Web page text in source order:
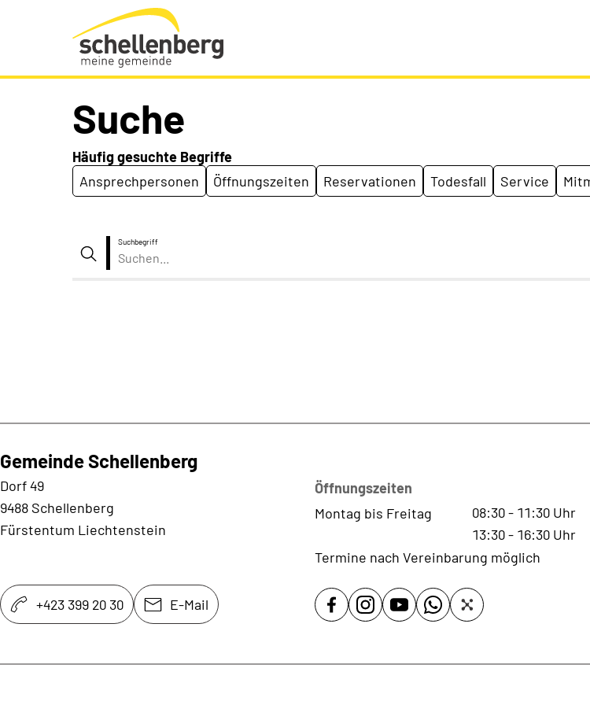
Gemeinde Schellenberg Startseite
Suche
Häufig gesuchte Begriffe
Ansprechpersonen
Öffnungszeiten Reservationen Todesfall Service
Suchbegriff
Gemeinde Schellenberg
Dorf 49
9488 Schellenberg
Fürstentum Liechtenstein
Öffnungszeiten
Montag bis Freitag
08:30- 11:30 Uhr
13:30- 16:30 Uhr
Termine nach Vereinbarung möglich
+423 399 20 30 E-Mail